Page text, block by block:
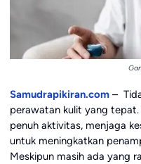
Samudrapikiran.com–
perawatan kulit yang
penuh aktivitas, menjaga
untuk meningkatkan
Meskipun masih ada yang